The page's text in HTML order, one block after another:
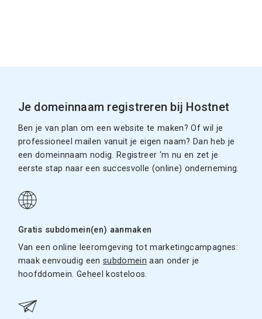
Je domeinnaam registreren bij Hostnet
Ben je van plan om een website te maken? Of wil je
professioneel mailen vanuit je eigen naam? Dan heb je
een domeinnaam nodig. Registreer ‘m nu en zet je
eerste stap naar een succesvolle (online) onderneming.
Gratis subdomein(en) aanmaken
Van een online leeromgeving tot marketingcampagnes:
maak eenvoudig eensubdomein aan onder je
hoofddomein. Geheel kosteloos.